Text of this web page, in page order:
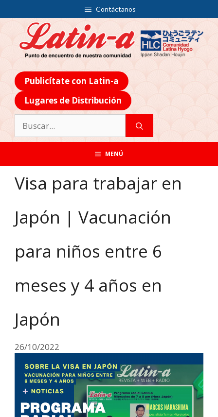
Contáctanos
Publicítate con Latin-a
Lugares de Distribución
MENÚ
Visa para trabajar en
Japón | Vacunación
para niños entre 6
meses y 4 años en
Japón
26/10/2022